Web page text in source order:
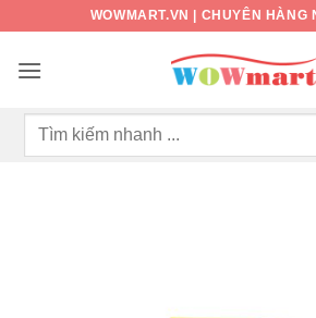
nội
WOWMART.VN | CHUYÊN HÀNG
Tìm